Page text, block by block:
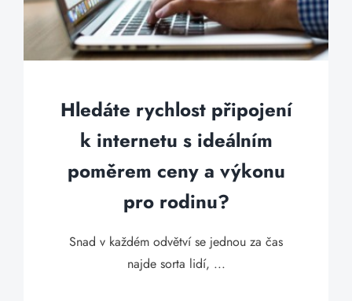
Hledáte rychlost připojení
k internetu s ideálním
poměrem ceny a výkonu
pro rodinu?
Snad v každém odvětví se jednou za čas
najde sorta lidí, ...